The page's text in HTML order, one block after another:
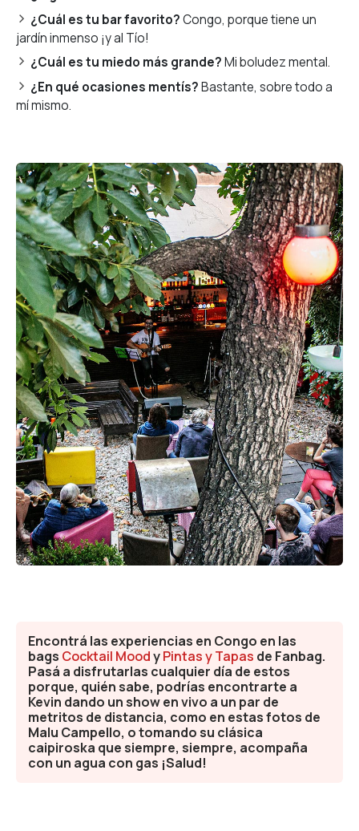
Aventura
Bienestar
Escapadas
Fanbag
Gastronomía
Variedades
¿Cuál es tu bar favorito?Congo, porque tiene un
jardín inmenso ¡y al Tío!
¿Cuál es tu miedo más grande?Mi boludez mental.
¿En qué ocasiones mentís?Bastante, sobre todo a
mí mismo.
Encontrá las experiencias en Congo en las
bags Cocktail MoodyPintas y Tapas de Fanbag.
Pasá a disfrutarlas cualquier día de estos
porque, quién sabe, podrías encontrarte a
Kevin dando un show en vivo a un par de
metritos de distancia, como en estas fotos de
Malu Campello, o tomando su clásica
caipiroska que siempre, siempre, acompaña
con un agua con gas ¡Salud!